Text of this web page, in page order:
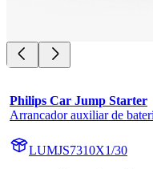
Philips Car Jump Starter
Arrancador auxiliar de
LUMJS7310X1/30